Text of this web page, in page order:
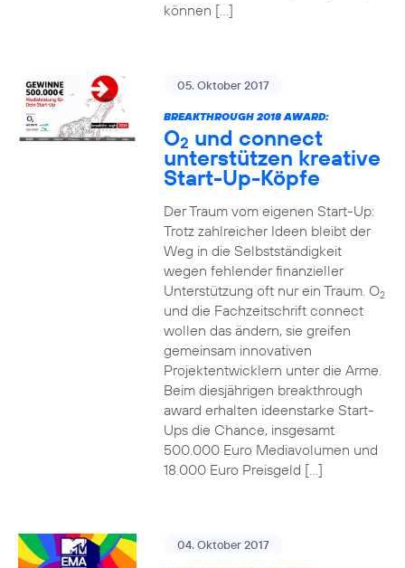
können […]
05. Oktober 2017
BREAKTHROUGH 2018 AWARD:
O2 und connect
unterstützen kreative
Start-Up-Köpfe
Der Traum vom eigenen Start-Up:
Trotz zahlreicher Ideen bleibt der
Weg in die Selbstständigkeit
wegen fehlender finanzieller
Unterstützung oft nur ein Traum. O2
und die Fachzeitschrift connect
wollen das ändern, sie greifen
gemeinsam innovativen
Projektentwicklern unter die Arme.
Beim diesjährigen breakthrough
award erhalten ideenstarke Start-
Ups die Chance, insgesamt
500.000 Euro Mediavolumen und
18.000 Euro Preisgeld […]
04. Oktober 2017